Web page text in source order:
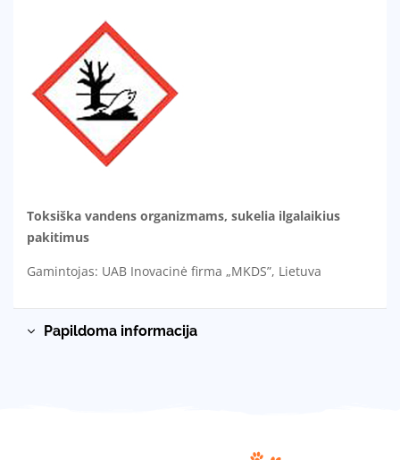
Toksiška vandens organizmams, sukelia ilgalaikius
pakitimus
Gamintojas: UAB Inovacinė firma „MKDS”, Lietuva
Papildoma informacija